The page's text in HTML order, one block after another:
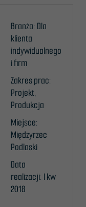
Branża: Dla
klienta
indywidualnego
i firm
Zakres prac:
Projekt,
Produkcja
Miejsce:
Międzyrzec
Podlaski
Data
realizacji: I kw
2018